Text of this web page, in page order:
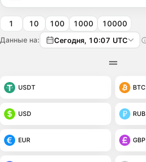
1 10 100 1000 10000
Данные на: Сегодня, 10:07 UTC
USDT BTC
USD RUB
EUR GBP